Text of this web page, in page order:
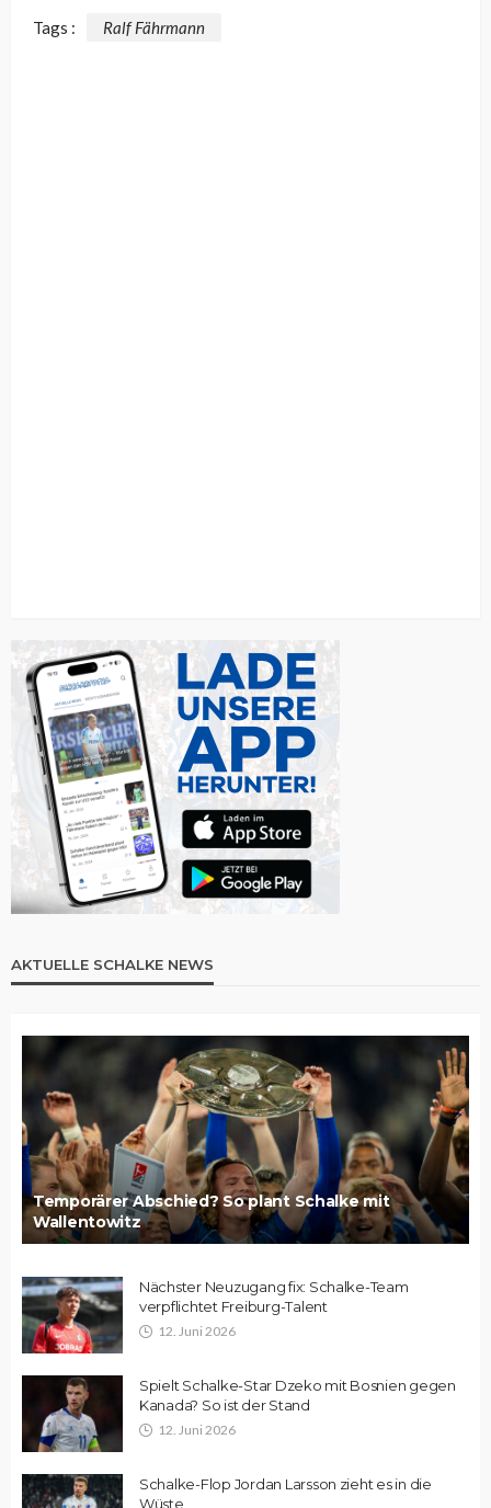
Tags : Ralf Fährmann
AKTUELLE SCHALKE NEWS
Temporärer Abschied? So plant Schalke mit
Wallentowitz
Nächster Neuzugang fix: Schalke-Team
verpflichtet Freiburg-Talent
12. Juni 2026
Spielt Schalke-Star Dzeko mit Bosnien gegen
Kanada? So ist der Stand
12. Juni 2026
Schalke-Flop Jordan Larsson zieht es in die
Wüste